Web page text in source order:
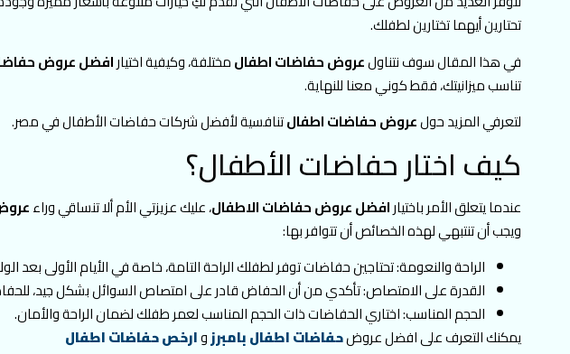
تحتارين أيهما تختارين لطفلك.
في هذا المقال سوف نتناولعروض حفاضات اطفالمختلفة، وكيفية اختيارافضل عروض
تناسب ميزانيتك، فقط كوني معنا للنهاية.
لتعرفي المزيد حولعروض حفاضات اطفالتنافسية لأفضل شركات حفاضات الأطفال في مصر.
كيف اختار حفاضات الأطفال؟
عندما يتعلق الأمر باختيارافضل عروض حفاضات الاطفال، عليك عزيزتي الأم ألا تنساقي وراء
ويجب أن تنتبهي لهذه الخصائص أن تتوافر بها:
الراحة والنعومة: تحتاجين حفاضات توفر لطفلك الراحة التامة، خاصة في الأيام الأولى بعد
القدرة على الامتصاص: تأكدي من أن الحفاض قادر على امتصاص السوائل بشكل جيد،
الحجم المناسب: اختاري الحفاضات ذات الحجم المناسب لعمر طفلك لضمان الراحة والأمان.
يمكنك التعرف على افضل عروضحفاضات اطفال بامبرزوارخص حفاضات اطفال